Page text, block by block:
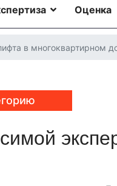
Оценка
в многоквартирном
Юридическая
Техническая